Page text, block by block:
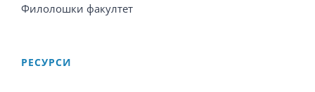
Филолошки факултет
PЕСУРСИ